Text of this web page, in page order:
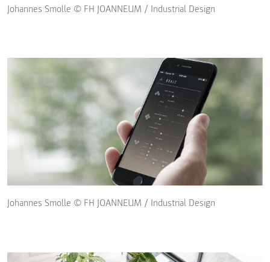
Johannes Smolle © FH JOANNEUM / Industrial Design
Johannes Smolle © FH JOANNEUM / Industrial Design